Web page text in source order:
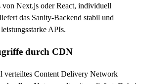
von Next.js oder React, individuell
das Sanity-Backend stabil und
APIs.
durch CDN
verteiltes Content Delivery Network